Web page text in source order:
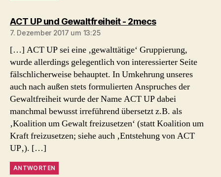
ACT UP und Gewaltfreiheit - 2mecssagt:
7. Dezember 2017 um 13:25
[…] ACT UP sei eine ‚gewalttätige‘ Gruppierung,
wurde allerdings gelegentlich von interessierter Seite
fälschlicherweise behauptet. In Umkehrung unseres
auch nach außen stets formulierten Anspruches der
Gewaltfreiheit wurde der Name ACT UP dabei
manchmal bewusst irreführend übersetzt z.B. als
‚Koalition um Gewalt freizusetzen‘ (statt Koalition um
Kraft freizusetzen; siehe auch ‚Entstehung von ACT
UP‚). […]
ANTWORTEN